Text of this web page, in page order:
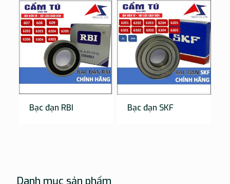
Bạc đạn RBI Bạc đạn SKF
Danh mục sản phẩm